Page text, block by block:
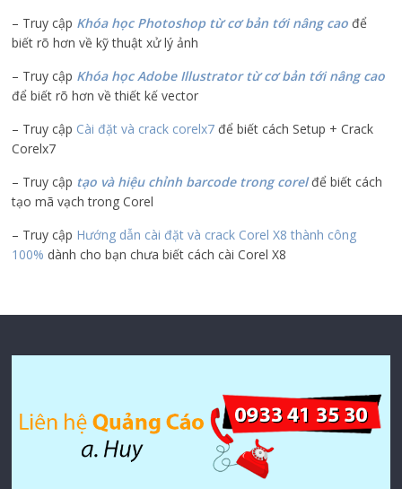
– Truy cập Khóa học Photoshop từ cơ bản tới nâng cao để
biết rõ hơn về kỹ thuật xử lý ảnh
– Truy cập Khóa học Adobe Illustratortừ cơ bản tới nâng cao
để biết rõ hơn về thiết kế vector
– Truy cập Cài đặt và crack corelx7 để biết cách Setup + Crack
Corelx7
– Truy cập tạo và hiệu chỉnh barcode trong corelđể biết cách
tạo mã vạch trong Corel
– Truy cập Hướng dẫn cài đặt và crack Corel X8 thành công
100% dành cho bạn chưa biết cách cài Corel X8